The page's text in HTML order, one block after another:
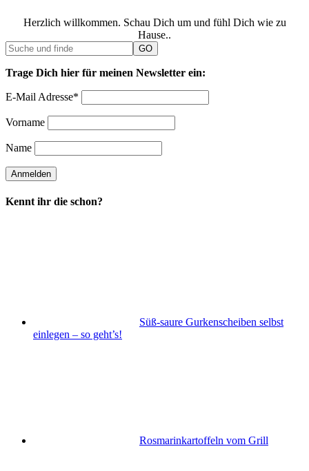
Herzlich willkommen. Schau Dich um und fühl Dich wie zu
Hause..
Trage Dich hier für meinen Newsletter ein:
E-Mail Adresse*
Vorname
Name
Kennt ihr die schon?
Süß-saure Gurkenscheiben selbst
einlegen – so geht’s!
Rosmarinkartoffeln vom Grill